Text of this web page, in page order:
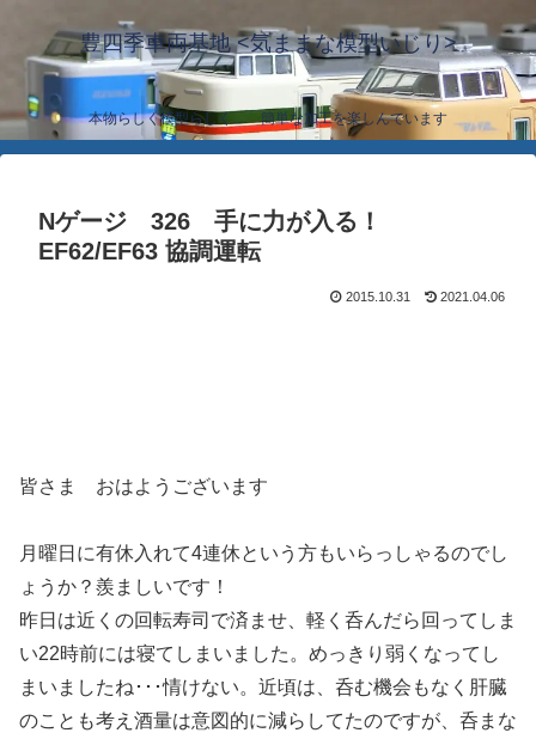
豊四季車両基地 <気ままな模型いじり>
本物らしく模型らしく… 簡単な加工を楽しんでいます
Nゲージ 326 手に力が入る！
EF62/EF63 協調運転
2015.10.31 2021.04.06
皆さま おはようございます
月曜日に有休入れて4連休という方もいらっしゃるのでし
ょうか？羨ましいです！
昨日は近くの回転寿司で済ませ、軽く呑んだら回ってしま
い22時前には寝てしまいました。めっきり弱くなってし
まいましたね･･･情けない。近頃は、呑む機会もなく肝臓
のことも考え酒量は意図的に減らしてたのですが、呑まな